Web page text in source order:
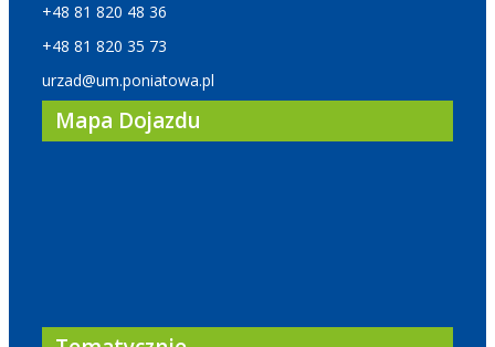
+48 81 820 48 36
+48 81 820 35 73
urzad@um.poniatowa.pl
Mapa Dojazdu